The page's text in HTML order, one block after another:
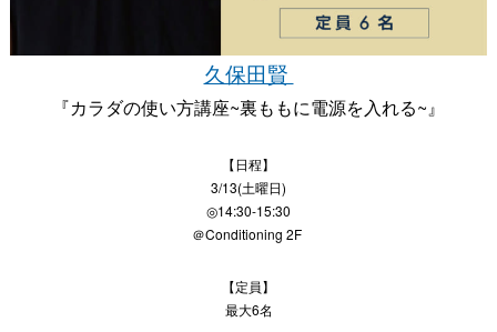
久保田賢
『カラダの使い方講座~裏ももに電源を入れる~』
【日程】
3/13(土曜日)
◎14:30-15:30
＠Conditioning 2F
【定員】
最大6名